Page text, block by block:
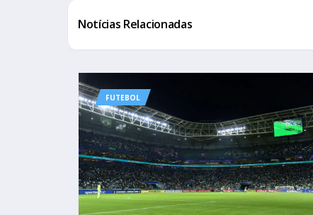
Notícias Relacionadas
FUTEBOL